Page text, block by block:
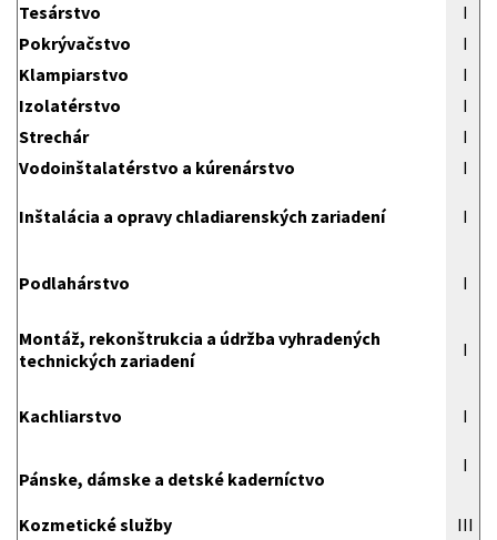
Tesárstvo
I
Pokrývačstvo
I
Klampiarstvo
I
Izolatérstvo
I
Strechár
I
Vodoinštalatérstvo a kúrenárstvo
I
Inštalácia a opravy chladiarenských zariadení I
Podlahárstvo I
Montáž, rekonštrukcia a údržba vyhradených
technických zariadení
I
Kachliarstvo I
Pánske, dámske a detské kaderníctvo
I
Kozmetické služby
III